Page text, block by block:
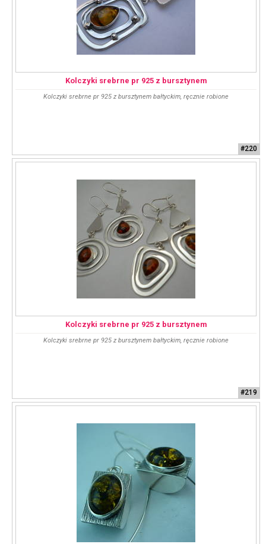
Kolczyki srebrne pr 925 z bursztynem
Kolczyki srebrne pr 925 z bursztynem bałtyckim, ręcznie robione
#220
Kolczyki srebrne pr 925 z bursztynem
Kolczyki srebrne pr 925 z bursztynem bałtyckim, ręcznie robione
#219